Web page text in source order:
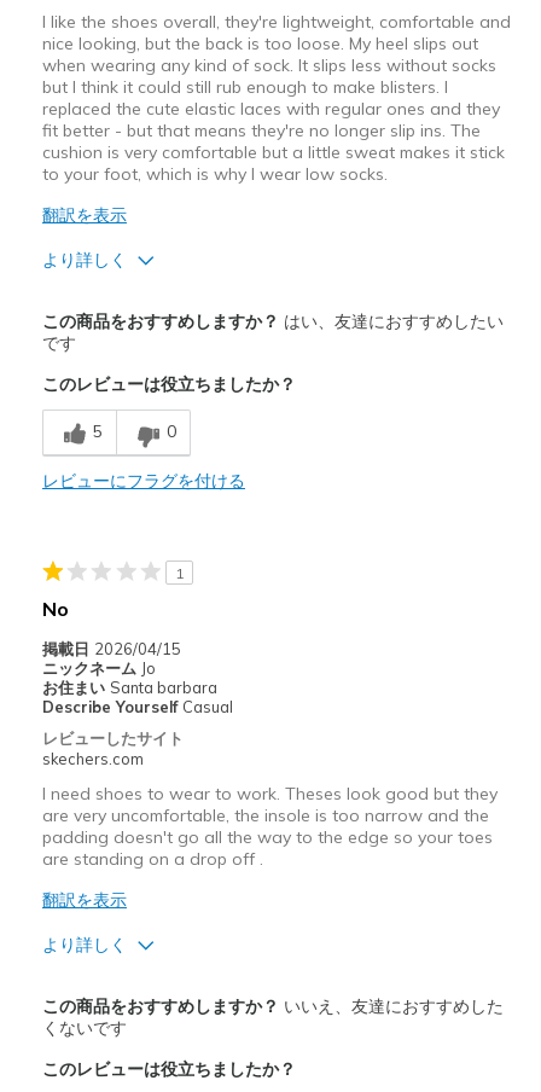
I like the shoes overall, they're lightweight, comfortable and
nice looking, but the back is too loose. My heel slips out
when wearing any kind of sock. It slips less without socks
but I think it could still rub enough to make blisters. I
replaced the cute elastic laces with regular ones and they
fit better - but that means they're no longer slip ins. The
cushion is very comfortable but a little sweat makes it stick
to your foot, which is why I wear low socks.
翻訳を表示
より詳しく
Attractive Design
Breathe Well
Comfortable
Stylish
Heel is too loose.
以下に最適
Casual Wear
Width
Feels true to width
Sizing
View On Shoes
この商品をおすすめしますか？ はい、友達におすすめしたい
です
このレビューは役立ちましたか？
5 0
レビューにフラグを付ける
1
No
掲載日 2026/04/15
ニックネーム Jo
お住まい Santa barbara
Describe Yourself Casual
レビューしたサイト
skechers.com
I need shoes to wear to work. Theses look good but they
are very uncomfortable, the insole is too narrow and the
padding doesn't go all the way to the edge so your toes
are standing on a drop off .
翻訳を表示
より詳しく
Attractive Design
商品が期待と異なったレビュー
この商品をおすすめしますか？ いいえ、友達におすすめした
くないです
このレビューは役立ちましたか？